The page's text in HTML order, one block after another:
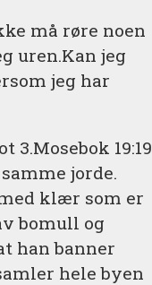
må røre noen
uren.Kan jeg
jeg har
19:19
jorde.
klær som er
bomull og
han banner
hele byen